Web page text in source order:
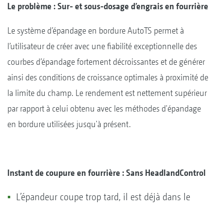
Le problème : Sur- et sous-dosage d’engrais en fourrière
Le système d’épandage en bordure AutoTS permet à
l’utilisateur de créer avec une fiabilité exceptionnelle des
courbes d’épandage fortement décroissantes et de générer
ainsi des conditions de croissance optimales à proximité de
la limite du champ. Le rendement est nettement supérieur
par rapport à celui obtenu avec les méthodes d'épandage
en bordure utilisées jusqu'à présent.
Instant de coupure en fourrière : Sans HeadlandControl
L’épandeur coupe trop tard, il est déjà dans le